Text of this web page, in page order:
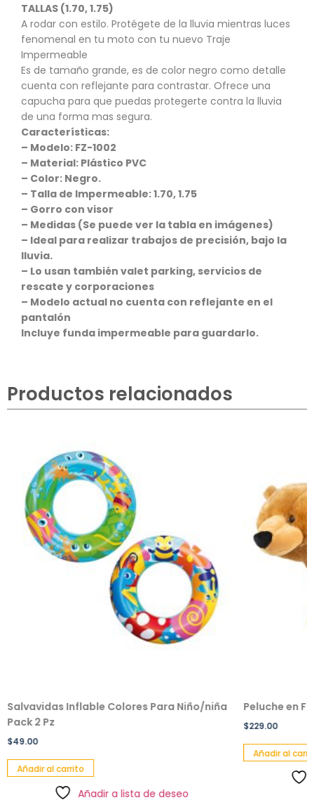
TALLAS (1.70, 1.75)
A rodar con estilo. Protégete de la lluvia mientras luces
fenomenal en tu moto con tu nuevo Traje
Impermeable
Es de tamaño grande, es de color negro como detalle
cuenta con reflejante para contrastar. Ofrece una
capucha para que puedas protegerte contra la lluvia
de una forma mas segura.
Características:
– Modelo: FZ-1002
– Material: Plástico PVC
– Color: Negro.
– Talla de Impermeable: 1.70, 1.75
– Gorro con visor
– Medidas (Se puede ver la tabla en imágenes)
– Ideal para realizar trabajos de precisión, bajo la
lluvia.
– Lo usan también valet parking, servicios de
rescate y corporaciones
– Modelo actual no cuenta con reflejante en el
pantalón
Incluye funda impermeable para guardarlo.
Productos relacionados
Salvavidas Inflable Colores Para Niño/niña
Pack 2 Pz
$49.00
Añadir al carrito
Añadir a lista de deseo
Peluche en
$229.00
Añadir al